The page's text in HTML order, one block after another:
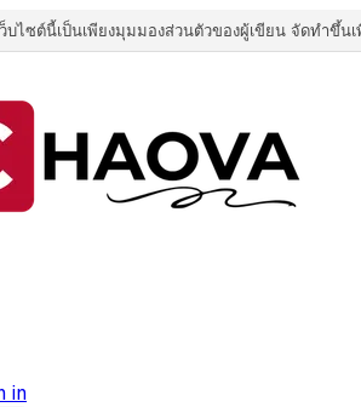
บไซต์นี้เป็นเพียงมุมมองส่วนตัวของผู้เขียน จัดทำขึ้
in